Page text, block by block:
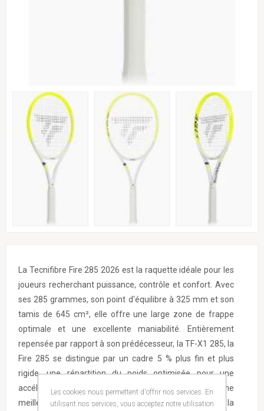
La Tecnifibre Fire 285 2026 est la raquette idéale pour les
joueurs recherchant puissance, contrôle et confort. Avec
ses 285 grammes, son point d'équilibre à 325 mm et son
tamis de 645 cm², elle offre une large zone de frappe
optimale et une excellente maniabilité. Entièrement
repensée par rapport à son prédécesseur, la TF-X1 285, la
Fire 285 se distingue par un cadre 5 % plus fin et plus
rigide, une répartition du poids optimisée pour une
accélération plus rapide et un manche affiné pour une
meilleure prise en main. Son atout majeur réside dans la
Les cookies nous permettent d'offrir nos services. En
utilisant nos services, vous acceptez notre utilisation